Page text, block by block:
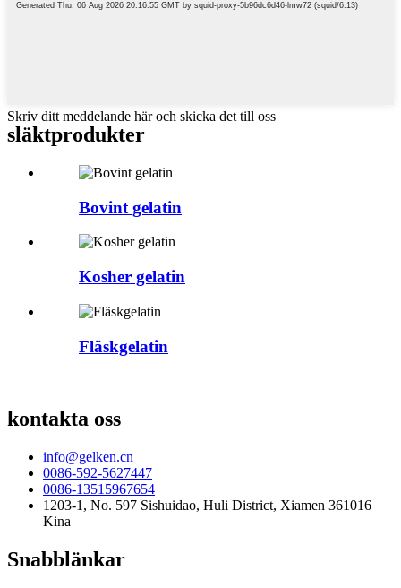
Skriv ditt meddelande här och skicka det till oss
släktprodukter
Bovint gelatin
Kosher gelatin
Fläskgelatin
kontakta oss
info@gelken.cn
0086-592-5627447
0086-13515967654
1203-1, No. 597 Sishuidao, Huli District, Xiamen 361016
Kina
Snabblänkar